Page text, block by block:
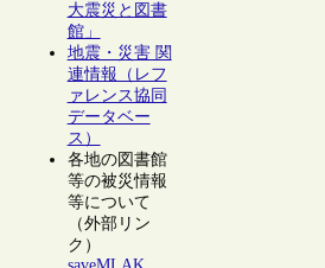
大震災と図書
館」
地震・災害 関
連情報（レフ
ァレンス協同
データベー
ス）
各地の図書館
等の被災情報
等について
（外部リン
ク）